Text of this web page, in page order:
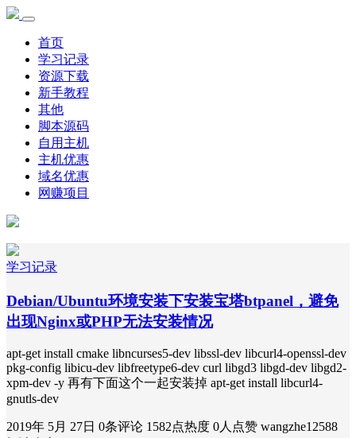
首页
学习记录
资源下载
新手教程
其他
脚本源码
自用主机
主机优惠
域名优惠
网赚项目
学习记录
Debian/Ubuntu环境安装下安装宝塔btpanel，避免
出现Nginx或PHP无法安装情况
apt-get install cmake libncurses5-dev libssl-dev libcurl4-openssl-dev
pkg-config libicu-dev libfreetype6-dev curl libgd3 libgd-dev libgd2-
xpm-dev -y 再有下面这个一起安装掉 apt-get install libcurl4-
gnutls-dev
2019年 5月 27日 0条评论 1582点热度 0人点赞 wangzhe12588